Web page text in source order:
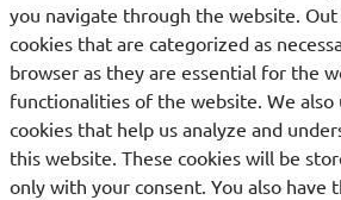
you navigate through the website.
cookies that are categorized as
browser as they are essential for the
functionalities of the website. We
cookies that help us analyze and
this website. These cookies will be
only with your consent. You also have